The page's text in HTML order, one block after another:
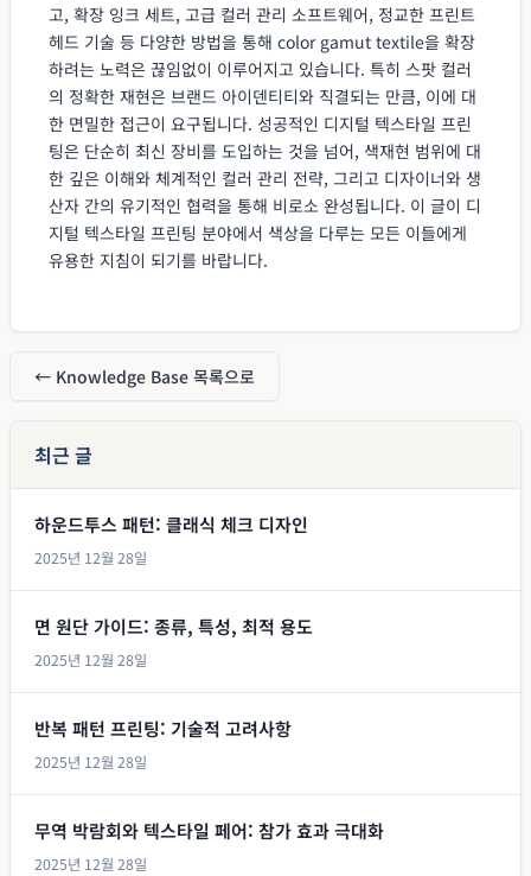
고, 확장 잉크 세트, 고급 컬러 관리 소프트웨어, 정교한 프린트
헤드 기술 등 다양한 방법을 통해 color gamut textile을 확장
하려는 노력은 끊임없이 이루어지고 있습니다. 특히 스팟 컬러
의 정확한 재현은 브랜드 아이덴티티와 직결되는 만큼, 이에 대
한 면밀한 접근이 요구됩니다. 성공적인 디지털 텍스타일 프린
팅은 단순히 최신 장비를 도입하는 것을 넘어, 색재현 범위에 대
한 깊은 이해와 체계적인 컬러 관리 전략, 그리고 디자이너와 생
산자 간의 유기적인 협력을 통해 비로소 완성됩니다. 이 글이 디
지털 텍스타일 프린팅 분야에서 색상을 다루는 모든 이들에게
유용한 지침이 되기를 바랍니다.
← Knowledge Base 목록으로
최근 글
하운드투스 패턴: 클래식 체크 디자인
2025년 12월 28일
면 원단 가이드: 종류, 특성, 최적 용도
2025년 12월 28일
반복 패턴 프린팅: 기술적 고려사항
2025년 12월 28일
무역 박람회와 텍스타일 페어: 참가 효과 극대화
2025년 12월 28일